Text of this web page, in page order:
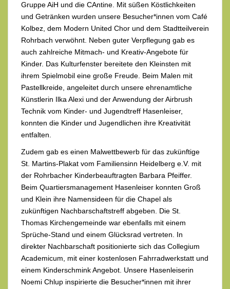
Gruppe AiH und die CAntine. Mit süßen Köstlichkeiten
und Getränken wurden unsere Besucher*innen vom Café
Kolbez, dem Modern United Chor und dem Stadtteilverein
Rohrbach verwöhnt. Neben guter Verpflegung gab es
auch zahlreiche Mitmach- und Kreativ-Angebote für
Kinder. Das Kulturfenster bereitete den Kleinsten mit
ihrem Spielmobil eine große Freude. Beim Malen mit
Pastellkreide, angeleitet durch unsere ehrenamtliche
Künstlerin Ilka Alexi und der Anwendung der Airbrush
Technik vom Kinder- und Jugendtreff Hasenleiser,
konnten die Kinder und Jugendlichen ihre Kreativität
entfalten.
Zudem gab es einen Malwettbewerb für das zukünftige
St. Martins-Plakat vom Familiensinn Heidelberg e.V. mit
der Rohrbacher Kinderbeauftragten Barbara Pfeiffer.
Beim Quartiersmanagement Hasenleiser konnten Groß
und Klein ihre Namensideen für die Chapel als
zukünftigen Nachbarschaftstreff abgeben. Die St.
Thomas Kirchengemeinde war ebenfalls mit einem
Sprüche-Stand und einem Glücksrad vertreten. In
direkter Nachbarschaft positionierte sich das Collegium
Academicum, mit einer kostenlosen Fahrradwerkstatt und
einem Kinderschmink Angebot. Unsere Hasenleiserin
Noemi Chlup inspirierte die Besucher*innen mit ihrer